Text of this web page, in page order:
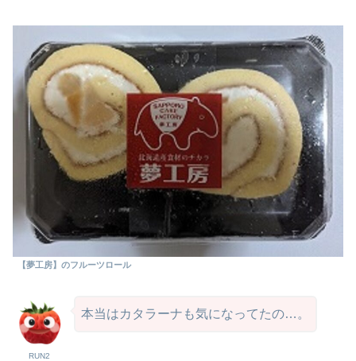
【夢工房】のフルーツロール
RUN2
本当はカタラーナも気になってたの…。